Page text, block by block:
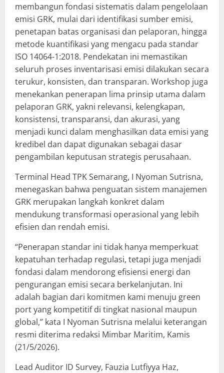
membangun fondasi sistematis dalam pengelolaan
emisi GRK, mulai dari identifikasi sumber emisi,
penetapan batas organisasi dan pelaporan, hingga
metode kuantifikasi yang mengacu pada standar
ISO 14064-1:2018. Pendekatan ini memastikan
seluruh proses inventarisasi emisi dilakukan secara
terukur, konsisten, dan transparan. Workshop juga
menekankan penerapan lima prinsip utama dalam
pelaporan GRK, yakni relevansi, kelengkapan,
konsistensi, transparansi, dan akurasi, yang
menjadi kunci dalam menghasilkan data emisi yang
kredibel dan dapat digunakan sebagai dasar
pengambilan keputusan strategis perusahaan.
Terminal Head TPK Semarang, I Nyoman Sutrisna,
menegaskan bahwa penguatan sistem manajemen
GRK merupakan langkah konkret dalam
mendukung transformasi operasional yang lebih
efisien dan rendah emisi.
“Penerapan standar ini tidak hanya memperkuat
kepatuhan terhadap regulasi, tetapi juga menjadi
fondasi dalam mendorong efisiensi energi dan
pengurangan emisi secara berkelanjutan. Ini
adalah bagian dari komitmen kami menuju green
port yang kompetitif di tingkat nasional maupun
global,” kata I Nyoman Sutrisna melalui keterangan
resmi diterima redaksi Mimbar Maritim, Kamis
(21/5/2026).
Lead Auditor ID Survey, Fauzia Lutfiyya Haz,